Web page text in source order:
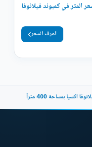
المتر في كمبوند فيلانوفا
اعرف السعر
بمساحة 400 متراً